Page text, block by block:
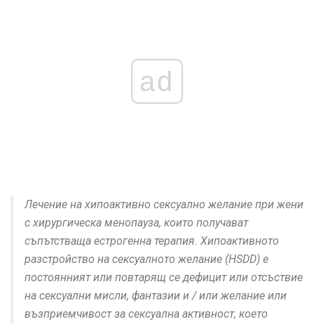
ad
Лечение на хипоактивно сексуално желание при жени
с хирургическа менопауза, които получават
съпътстваща естрогенна терапия. Хипоактивното
разстройство на сексуалното желание (HSDD) е
постоянният или повтарящ се дефицит или отсъствие
на сексуални мисли, фантазии и / или желание или
възприемчивост за сексуална активност, което